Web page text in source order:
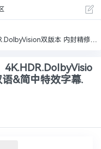
夜魔侠：重生 （全2季） 4K.HDR.DolbyVision双版本 内封精修简英双语&简中特效字幕.【84G】
4K.HDR.DolbyVisio
&简中特效字幕.